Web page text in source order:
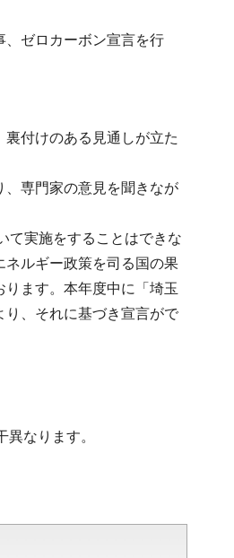
、ゼロカーボン宣言を行
付けのある見通しが立た
、専門家の意見を聞きなが
て実施をすることはできな
ネルギー政策を司る国の果
ます。本年度中に「埼玉
り、それに基づき宣言がで
なります。